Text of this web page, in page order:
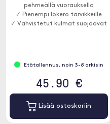
pehmeällä vuorauksella
✓ Pienempi lokero tarvikkeille
✓ Vahvistetut kulmat suojaavat
Etätallennus, noin 3-8 arkisin
45.90 €
Lisää ostoskoriin